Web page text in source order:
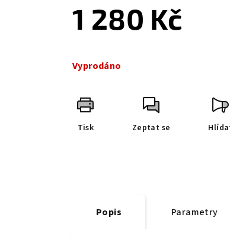
1 280 Kč
cena:
Vyprodáno
Tisk Zeptat se
Popis Parametry